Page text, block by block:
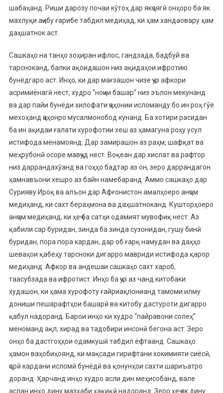
шабаҳанд. Риши дарозу почаи кӯтоҳ дар якҷоягӣ онҳоро ба як
махлуқи аҷибу ғарибе табдил медиҳад, ки ҳам хандаовару ҳам
даҳшатнок аст.
Сашкаҳо на танҳо зоҳиран ифлос, гандзада, бадбуй ва
тарсноканд, балки ақоидашон низ ақидаҳои ифротию
бунёдгаро аст. Инҳо, ки дар мағзашон чизе ҷуз афкори
асримиёнагӣ нест, худро “ноҷии башар” низ эълон мекунанд
ва дар пайи бунёди хилофати ҷаҳонии исломанду бо ин роҳ гӯё
мехоҳанд ҷаҳонро мусалмонобод кунанд. Ба хотири расидан
ба ин ақидаи ғалати хурофотии хеш аз ҳамагуна роҳу усул
истифода менамоянд. Дар замирашон аз раҳм, шафқат ва
меҳрубонӣ осоре мавҷуд нест. Воқеан дар хислат ва рафтор
низ даррандахӯанд ва гоҳҳо бадтар аз он, зеро даррандагон
ҳамнавъони хешро аз байн намебаранд. Аммо сашкаҳо дар
Сурияву Ироқ ва алъон дар Афғонистон амалҳоеро анҷом
медиҳанд, ки сахт бераҳмона ва даҳшатноканд. Кушторҳоеро
анҷом медиҳанд, ки ҳеҷ ба сатҳи одамият мувофиқ нест. Аз
қабили сар буридан, зинда ба зинда сузонидан, гушу бинӣ
буридан, пора пора кардан, дар об ғарқ намудан ва даҳҳо
шеваҳои қабеҳу тарсноки дигарро мавриди истифода қарор
медиҳанд. Афкор ва андешаи сашкаҳо сахт хароб,
таасубзада ва ифротист. Инҳо ба ҷуз аз чанд китобаки
худашон, ки ҳама хурофоту ғайриақлонианд тамоми илму
дониши пешарафтҳои башарӣ ва китобу дастуроти дигарро
қабул надоранд. Барои инҳо ки худро “пайравони солеҳ”
меноманд ақл, хирад ва тадобири инсонӣ бегона аст. Зеро
онҳо ба дастгоҳҳои одамкушӣ табдил ёфтаанд. Сашкаҳо
ҳамон ваҳобиҳоянд, ки мақсади гирифтани хокимияти сиёсӣ,
ҷорӣ кардани исломӣ бунёдӣ ва қонунҳои сахти шариъатро
доранд. Ҳарчанд инҳо худро асли дин меҳисобанд, вале
аслан инҳо дину мазҳаби ҳақиқӣ надоранд. Зеро ҳеҷ як дину